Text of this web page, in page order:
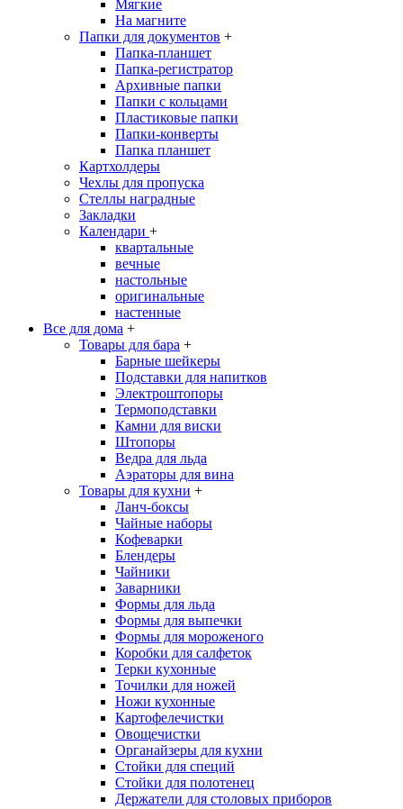
Мягкие
На магните
Папки для документов +
Папка-планшет
Папка-регистратор
Архивные папки
Папки с кольцами
Пластиковые папки
Папки-конверты
Папка планшет
Картхолдеры
Чехлы для пропуска
Стеллы наградные
Закладки
Календари +
квартальные
вечные
настольные
оригинальные
настенные
Все для дома +
Товары для бара +
Барные шейкеры
Подставки для напитков
Электроштопоры
Термоподставки
Камни для виски
Штопоры
Ведра для льда
Аэраторы для вина
Товары для кухни +
Ланч-боксы
Чайные наборы
Кофеварки
Блендеры
Чайники
Заварники
Формы для льда
Формы для выпечки
Формы для мороженого
Коробки для салфеток
Терки кухонные
Точилки для ножей
Ножи кухонные
Картофелечистки
Овощечистки
Органайзеры для кухни
Стойки для специй
Стойки для полотенец
Держатели для столовых приборов